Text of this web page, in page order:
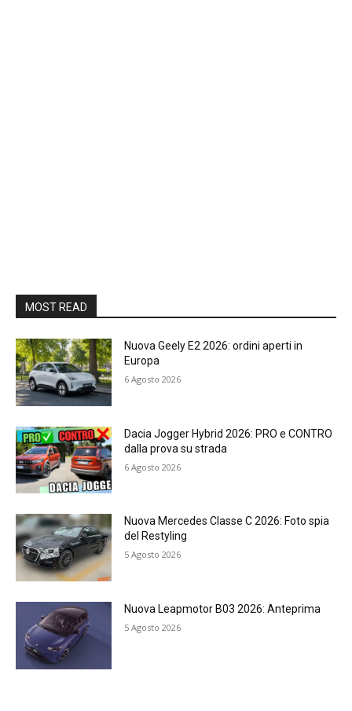
MOST READ
Nuova Geely E2 2026: ordini aperti in
Europa
6 Agosto 2026
Dacia Jogger Hybrid 2026: PRO e CONTRO
dalla prova su strada
6 Agosto 2026
Nuova Mercedes Classe C 2026: Foto spia
del Restyling
5 Agosto 2026
Nuova Leapmotor B03 2026: Anteprima
5 Agosto 2026